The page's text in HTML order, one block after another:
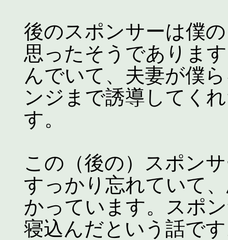
後のスポンサーは僕
思ったそうでありま
んでいて、夫妻が僕
ンジまで誘導してく
す。
この（後の）スポン
すっかり忘れていて
かっています。スポ
寝込んだという話で